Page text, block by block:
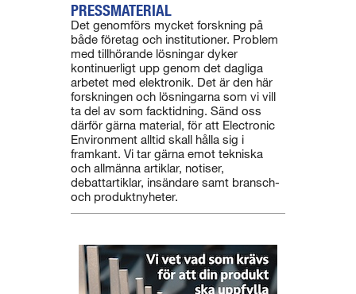
PRESSMATERIAL
Det genomförs mycket forskning på
både företag och institutioner. Problem
med tillhörande lösningar dyker
kontinuerligt upp genom det dagliga
arbetet med elektronik. Det är den här
forskningen och lösningarna som vi vill
ta del av som facktidning. Sänd oss
därför gärna material, för att Electronic
Environment alltid skall hålla sig i
framkant. Vi tar gärna emot tekniska
och allmänna artiklar, notiser,
debattartiklar, insändare samt bransch-
och produktnyheter.